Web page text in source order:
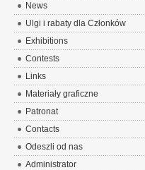
News
Ulgi i rabaty dla Członków
Exhibitions
Contests
Links
Materiały graficzne
Patronat
Contacts
Odeszli od nas
Administrator